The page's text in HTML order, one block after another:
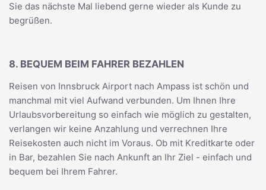
Sie das nächste Mal liebend gerne wieder als Kunde zu
begrüßen.
8. BEQUEM BEIM FAHRER BEZAHLEN
Reisen von Innsbruck Airport nach Ampass ist schön und
manchmal mit viel Aufwand verbunden. Um Ihnen Ihre
Urlaubsvorbereitung so einfach wie möglich zu gestalten,
verlangen wir keine Anzahlung und verrechnen Ihre
Reisekosten auch nicht im Voraus. Ob mit Kreditkarte oder
in Bar, bezahlen Sie nach Ankunft an Ihr Ziel - einfach und
bequem bei Ihrem Fahrer.